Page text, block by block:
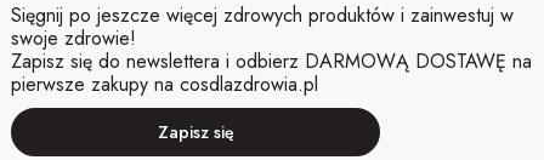
Sięgnij po jeszcze więcej zdrowych produktów i zainwestuj w
swoje zdrowie!
Zapisz się do newslettera i odbierz DARMOWĄ DOSTAWĘ na
pierwsze zakupy na cosdlazdrowia.pl
Zapisz się